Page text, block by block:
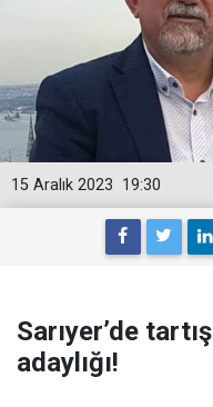
19:30
15 Aralık 2023
Sarıyer’de
adaylığı!